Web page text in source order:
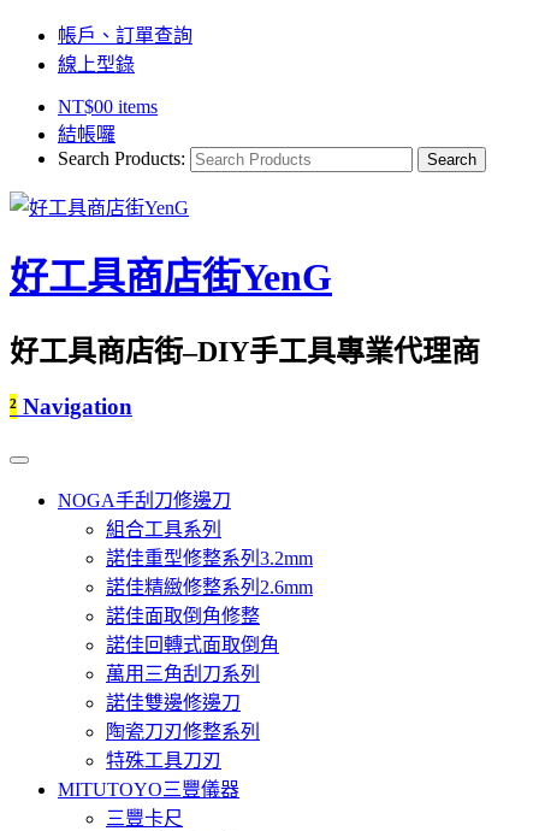
帳戶、訂單查詢
線上型錄
NT$00 items
結帳囉
Search Products:
好工具商店街YenG
好工具商店街–DIY手工具專業代理商
² Navigation
NOGA手刮刀修邊刀
組合工具系列
諾佳重型修整系列3.2mm
諾佳精緻修整系列2.6mm
諾佳面取倒角修整
諾佳回轉式面取倒角
萬用三角刮刀系列
諾佳雙邊修邊刀
陶瓷刀刃修整系列
特殊工具刀刃
MITUTOYO三豐儀器
三豐卡尺